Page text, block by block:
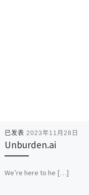
已发表 2023年11月28日
Unburden.ai
We’re here to he […]